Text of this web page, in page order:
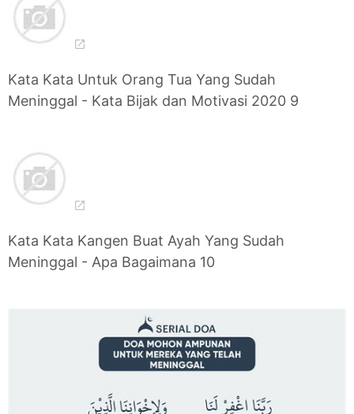
Kata Kata Untuk Orang Tua Yang Sudah
Meninggal - Kata Bijak dan Motivasi 2020 9
Kata Kata Kangen Buat Ayah Yang Sudah
Meninggal - Apa Bagaimana 10